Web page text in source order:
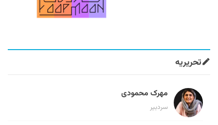
تحریریه
مهرک محمودی
سردبیر